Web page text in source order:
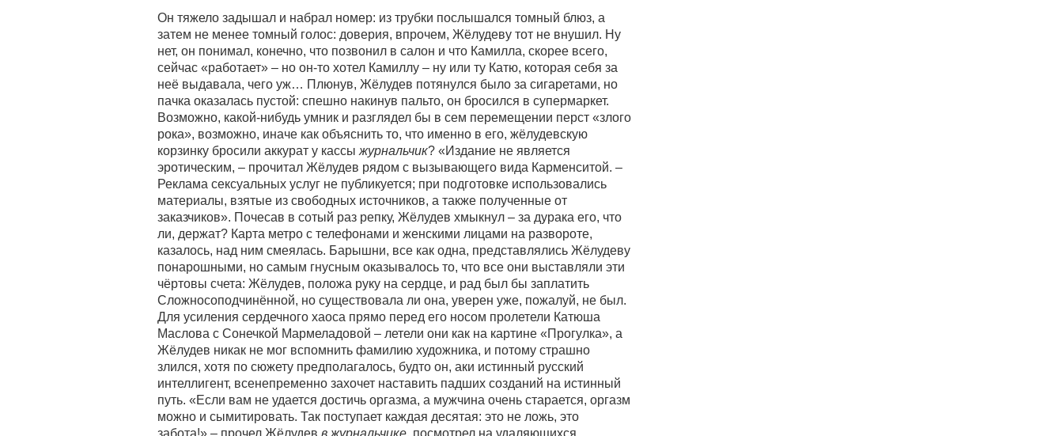
Он тяжело задышал и набрал номер: из трубки послышался томный блюз, а
затем не менее томный голос: доверия, впрочем, Жёлудеву тот не внушил. Ну
нет, он понимал, конечно, что позвонил в салон и что Камилла, скорее всего,
сейчас «работает» – но он-то хотел Камиллу – ну или ту Катю, которая себя за
неё выдавала, чего уж… Плюнув, Жёлудев потянулся было за сигаретами, но
пачка оказалась пустой: спешно накинув пальто, он бросился в супермаркет.
Возможно, какой-нибудь умник и разглядел бы в сем перемещении перст «злого
рока», возможно, иначе как объяснить то, что именно в его, жёлудевскую
корзинку бросили аккурат у кассы журнальчик? «Издание не является
эротическим, – прочитал Жёлудев рядом с вызывающего вида Карменситой. –
Реклама сексуальных услуг не публикуется; при подготовке использовались
материалы, взятые из свободных источников, а также полученные от
заказчиков». Почесав в сотый раз репку, Жёлудев хмыкнул – за дурака его, что
ли, держат? Карта метро с телефонами и женскими лицами на развороте,
казалось, над ним смеялась. Барышни, все как одна, представлялись Жёлудеву
понарошными, но самым гнусным оказывалось то, что все они выставляли эти
чёртовы счета: Жёлудев, положа руку на сердце, и рад был бы заплатить
Сложносоподчинённой, но существовала ли она, уверен уже, пожалуй, не был.
Для усиления сердечного хаоса прямо перед его носом пролетели Катюша
Маслова с Сонечкой Мармеладовой – летели они как на картине «Прогулка», а
Жёлудев никак не мог вспомнить фамилию художника, и потому страшно
злился, хотя по сюжету предполагалось, будто он, аки истинный русский
интеллигент, всенепременно захочет наставить падших созданий на истинный
путь. «Если вам не удается достичь оргазма, а мужчина очень старается, оргазм
можно и сымитировать. Так поступает каждая десятая: это не ложь, это
забота!» – прочел Жёлудев в журнальчике, посмотрел на удаляющихся